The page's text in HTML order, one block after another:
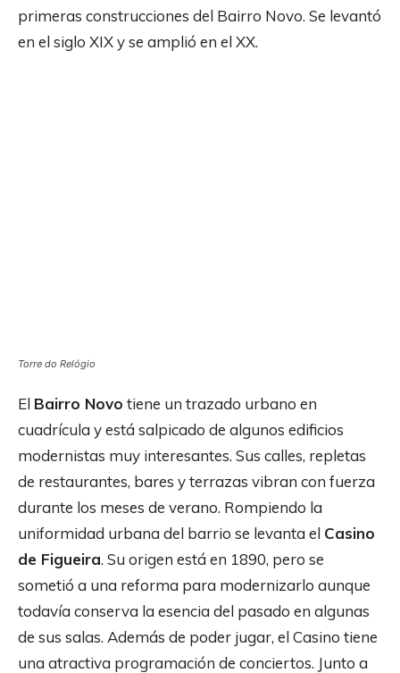
primeras construcciones del Bairro Novo. Se levantó
en el siglo XIX y se amplió en el XX.
Torre do Relógio
El Bairro Novo tiene un trazado urbano en
cuadrícula y está salpicado de algunos edificios
modernistas muy interesantes. Sus calles, repletas
de restaurantes, bares y terrazas vibran con fuerza
durante los meses de verano. Rompiendo la
uniformidad urbana del barrio se levanta el Casino
de Figueira. Su origen está en 1890, pero se
sometió a una reforma para modernizarlo aunque
todavía conserva la esencia del pasado en algunas
de sus salas. Además de poder jugar, el Casino tiene
una atractiva programación de conciertos. Junto a